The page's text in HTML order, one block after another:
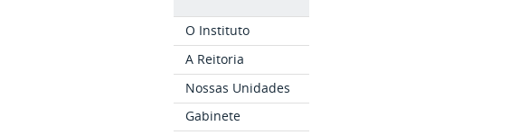
O Instituto
A Reitoria
Nossas Unidades
Gabinete